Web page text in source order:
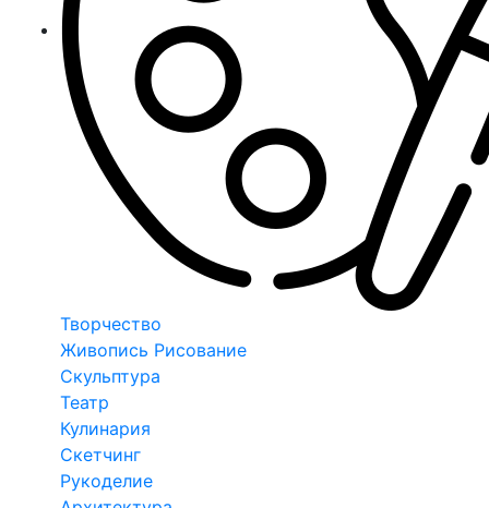
Творчество
Живопись Рисование
Скульптура
Театр
Кулинария
Скетчинг
Рукоделие